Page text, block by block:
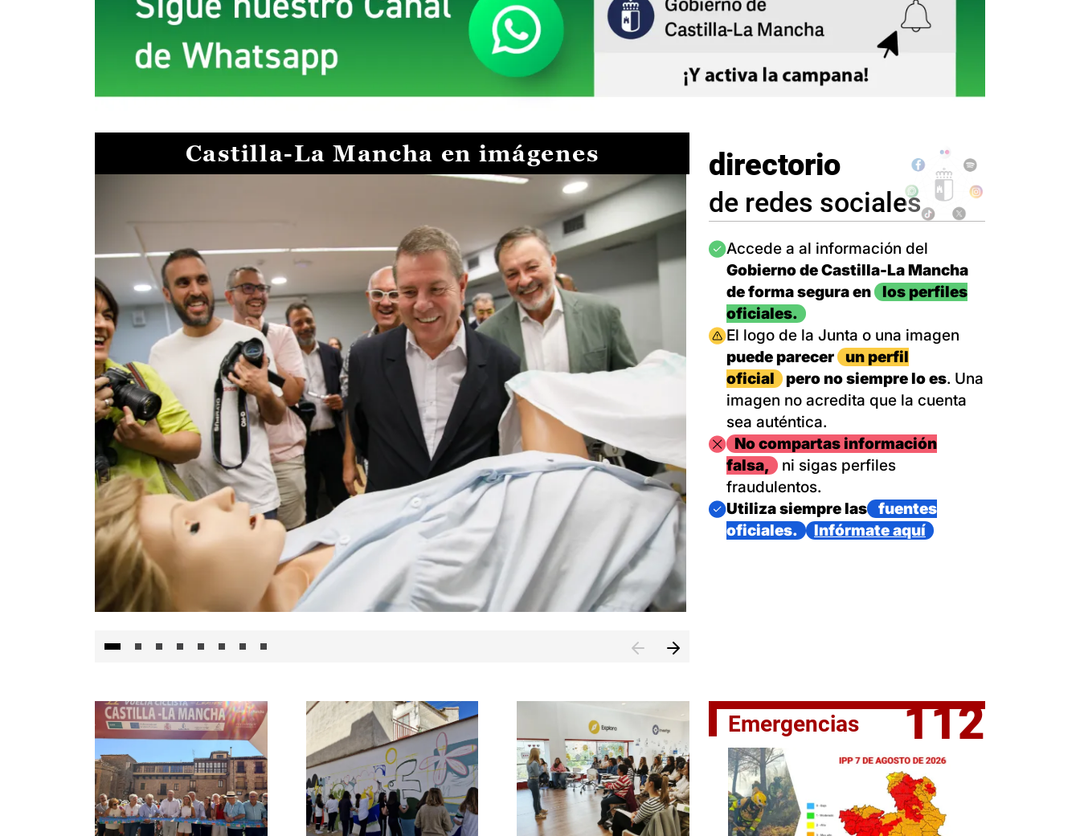
Castilla-La Mancha en imágenes
El jefe del Ejecutivo castellanomanchego, Emiliano García-
directorio
de redes sociales
Imagen
Accede a al información del
Gobierno de Castilla-La Mancha
de forma segura en
los perfiles
oficiales.
Imagen
El logo de la Junta o una imagen
puede parecer
un perfil
oficial
pero no siempre lo es. Una
imagen no acredita que la cuenta
sea auténtica.
ImagenNo compartas información
falsa,
ni sigas perfiles
fraudulentos.
Imagen
Utiliza siempre las
fuentes
oficiales.
Infórmate aquí
Emergencias 112